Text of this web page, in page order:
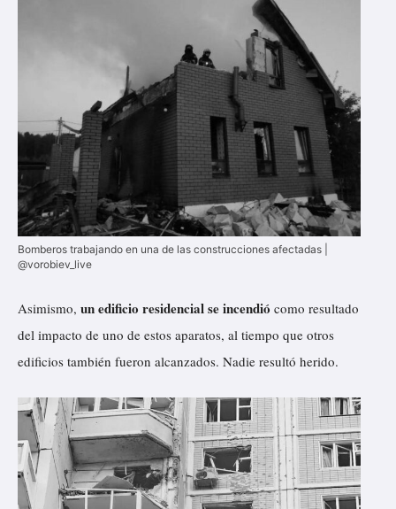
Bomberos trabajando en una de las construcciones afectadas |
@vorobiev_live
Asimismo, un edificio residencial se incendió como resultado
del impacto de uno de estos aparatos, al tiempo que otros
edificios también fueron alcanzados. Nadie resultó herido.